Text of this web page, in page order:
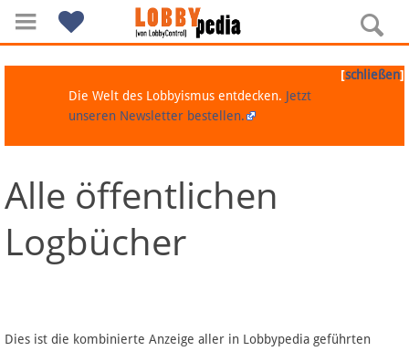
Navigation
Über Lobbypedia
Artikel nach Kategorien
[schließen]
Die Welt des Lobbyismus entdecken. Jetzt
unseren Newsletter bestellen.
Alle öffentlichen
Logbücher
Dies ist die kombinierte Anzeige aller in Lobbypedia geführten